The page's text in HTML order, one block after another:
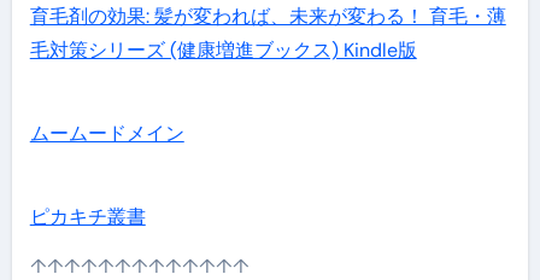
育毛剤の効果: 髪が変われば、未来が変わる！ 育毛・薄
毛対策シリーズ (健康増進ブックス) Kindle版
ムームードメイン
ピカキチ叢書
↑↑↑↑↑↑↑↑↑↑↑↑↑